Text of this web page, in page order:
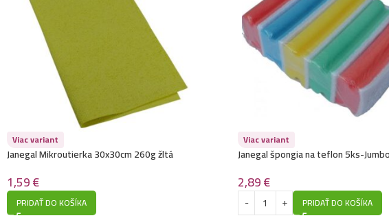
Viac variant
Janegal Mikroutierka 30x30cm 260g žltá
1,59€
PRIDAŤ DO KOŠÍKA
Viac variant
Janegal špongia na teflon 5ks-
2,89€
PRIDAŤ DO KOŠÍKA